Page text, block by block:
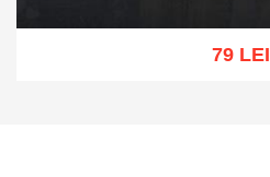
79 LEI